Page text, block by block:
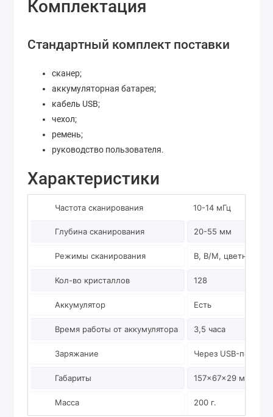
Комплектация
Стандартный комплект поставки
сканер;
аккумуляторная батарея;
кабель USB;
чехол;
ремень;
руководство пользователя.
Характеристики
Частота сканирования 10-14 мГц
Глубина сканирования 20-55 мм
Режимы сканирования B, B/M, цветное,
Кол-во кристаллов 128
Аккумулятор Есть
Время работы от аккумулятора 3,5 часа
Заряжание Через USB-порт
Габариты 157×67×29 мм
Масса 200 г.